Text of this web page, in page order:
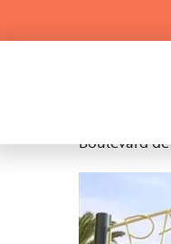
Parc
Boulevard